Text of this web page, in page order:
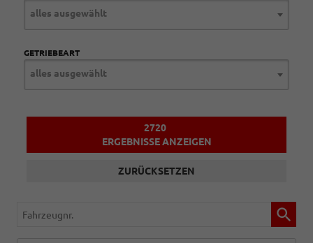
alles ausgewählt
GETRIEBEART
alles ausgewählt
2720
ERGEBNISSE ANZEIGEN
ZURÜCKSETZEN
Fahrzeugnr.